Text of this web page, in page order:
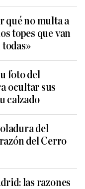
qué no multa a
topes que van
todas»
foto del
ocultar sus
calzado
del
del Cerro
las razones